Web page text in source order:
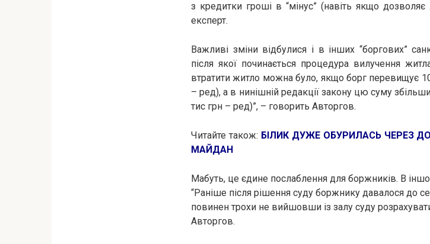
з кредитки гроші в “мінус” (навіть якщо
експерт.
Важливі зміни відбулися і в інших “боргових”
після якої починається процедура вилучення
втратити житло можна було, якщо борг перевищує
– ред), а в нинішній редакції закону цю суму
тис грн – ред)”, – говорить Авторгов.
Читайте також: БІЛИК ДУЖЕ ОБУРИЛАСЬ ЧЕРЕЗ
МАЙДАН
Мабуть, це єдине послаблення для боржників. В
“Раніше після рішення суду боржнику давалося до
повинен трохи не вийшовши із залу суду
Авторгов.